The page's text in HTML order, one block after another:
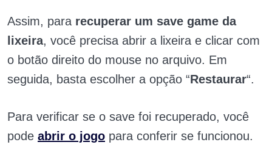
Assim, para recuperar um save game da
lixeira, você precisa abrir a lixeira e clicar com
o botão direito do mouse no arquivo. Em
seguida, basta escolher a opção “Restaurar“.
Para verificar se o save foi recuperado, você
pode abrir o jogo para conferir se funcionou.